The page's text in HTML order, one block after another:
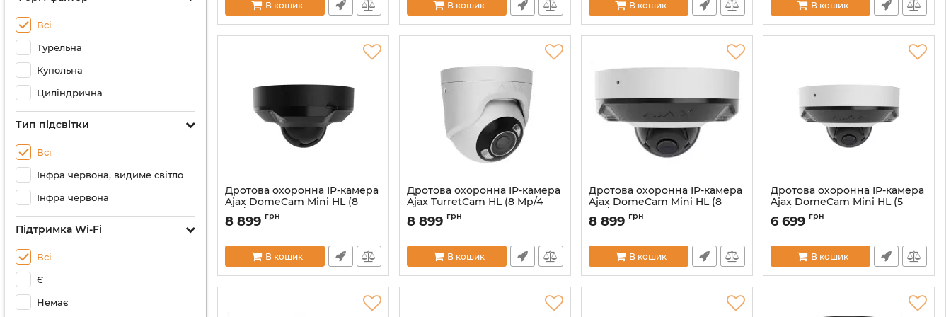
Всі
Турельна
Купольна
Циліндрична
Тип підсвітки
Всі
Інфра червона, видиме світло
Інфра червона
Підтримка Wi-Fi
Всі
Є
Немає
В кошик Артикул: 000053542
В кошик Артикул: 000053543
В кошик В кошик
Дротова охоронна IP-камера
Ajax DomeCam Mini HL (8
Mp/4 mm) Black
(126274.214.BL1)
Артикул:000059529
8 899 грн
В кошик
Дротова охоронна IP-камера
Ajax TurretCam HL (8 Mp/4
mm) White (126267.197.WH1)
Артикул:
8 899 грн
В кошик
Дротова охоронна IP-камера
Ajax DomeCam Mini HL (8
Mp/4 mm) White
(126275.214.WH1)
Артикул:000059528
8 899 грн
В кошик
Дротова охоронна IP-камера
Ajax DomeCam Mini HL (5
Mp/2,8 mm) White
(126269.214.WH1)
Артикул:000059522
6 699 грн
В кошик